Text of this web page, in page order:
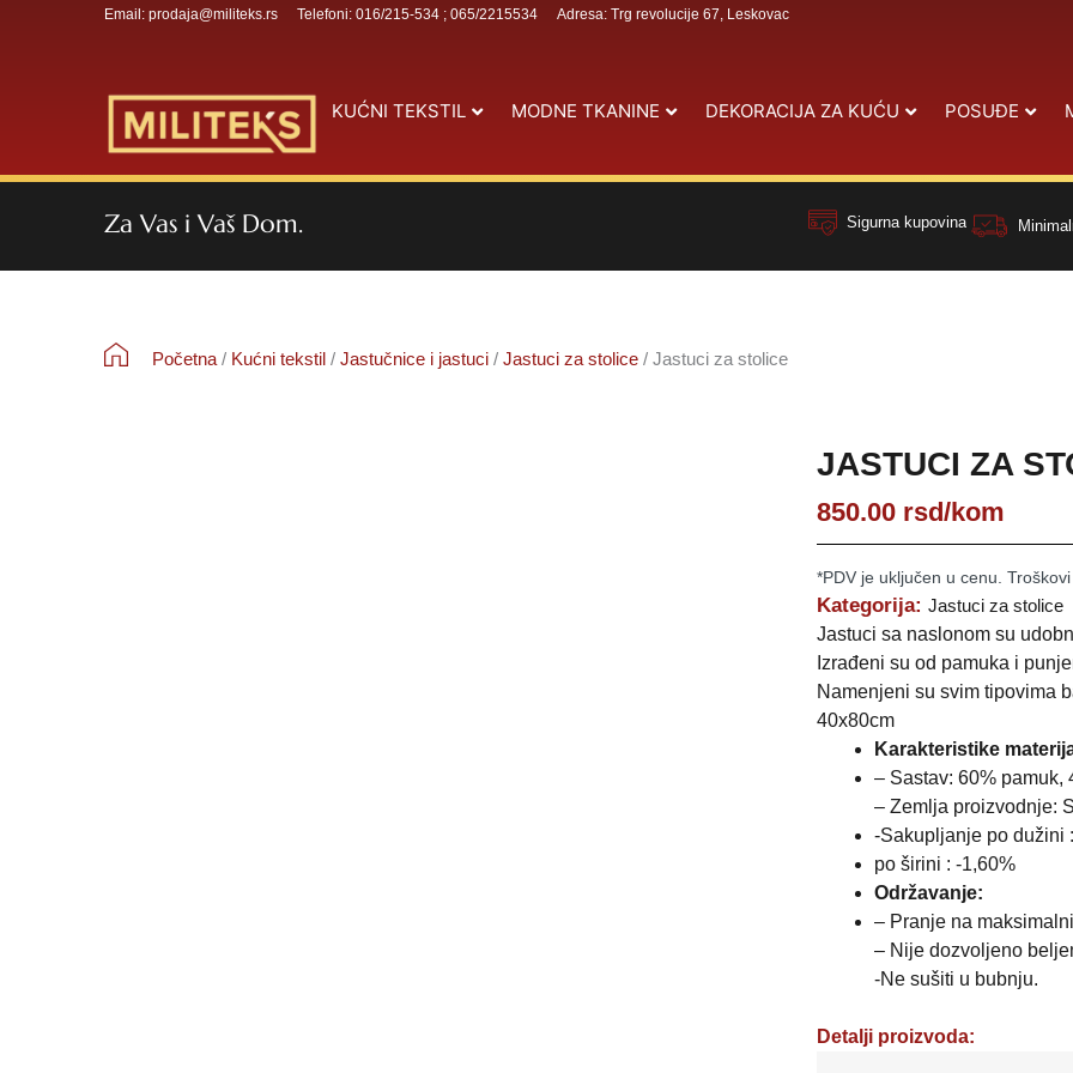
Email: prodaja@militeks.rs Telefoni: 016/215-534 ; 065/2215534 Adresa: Trg revolucije 67, Leskovac
KUĆNI TEKSTIL MODNE TKANINE DEKORACIJA ZA KUĆU POSUĐE
Za Vas i Vaš Dom. Sigurna kupovina
Početna / Kućni tekstil / Jastučnice i jastuci / Jastuci za stolice / Jastuci za stolice
JASTUCI ZA
850.00 rsd/kom
*PDV je uključen u cenu.
Kategorija: Jastuci za stolice
Jastuci sa naslonom su
Izrađeni su od pamuka i
Namenjeni su svim tipovima
40x80cm
Karakteristike
– Sastav: 60% pamuk,
– Zemlja proizvodnje:
-Sakupljanje po dužini
po širini : -1,60%
Održavanje:
– Pranje na
– Nije dozvoljeno
-Ne sušiti u bubnju.
Detalji proizvoda: